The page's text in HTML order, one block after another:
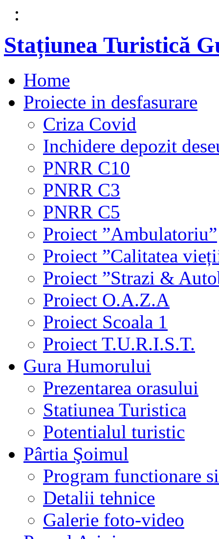
Stațiunea Turistică
Home
Proiecte in desfasurare
Criza Covid
Inchidere depozit
PNRR C10
PNRR C3
PNRR C5
Proiect ”Ambulatoriu”
Proiect ”Calitatea
Proiect ”Strazi &
Proiect O.A.Z.A
Proiect Scoala 1
Proiect T.U.R.I.S.T.
Gura Humorului
Prezentarea orasului
Statiunea Turistica
Potentialul turistic
Pârtia Şoimul
Program functionare
Detalii tehnice
Galerie foto-video